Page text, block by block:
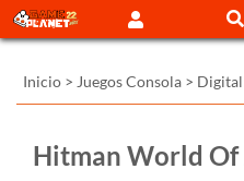
Inicio > Juegos Consola >
Hitman World Of